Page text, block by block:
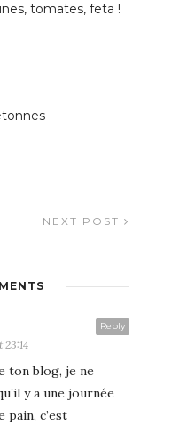
tomates, feta !
NEXT POST
Reply
23:14
ton blog, je ne
y a une journée
pain, c’est